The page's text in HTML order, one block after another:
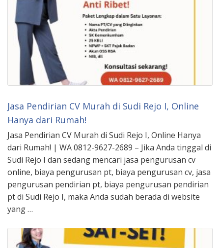
Jasa Pendirian CV Murah di Sudi Rejo I, Online
Hanya dari Rumah!
Jasa Pendirian CV Murah di Sudi Rejo I, Online Hanya
dari Rumah! | WA 0812-9627-2689 – Jika Anda tinggal di
Sudi Rejo I dan sedang mencari jasa pengurusan cv
online, biaya pengurusan pt, biaya pengurusan cv, jasa
pengurusan pendirian pt, biaya pengurusan pendirian
pt di Sudi Rejo I, maka Anda sudah berada di website
yang …